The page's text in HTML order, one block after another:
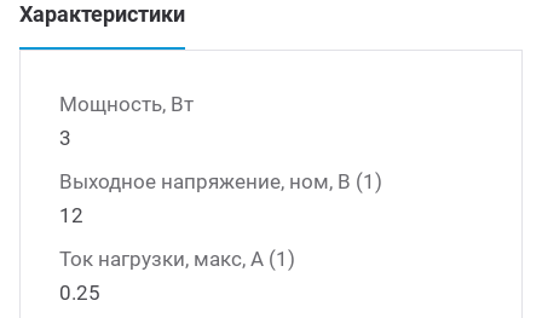
преобразователи
Характеристики
Мощность, Вт
3
Выходное напряжение, ном, В (1)
12
Ток нагрузки, макс, А (1)
0.25